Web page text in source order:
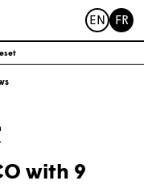
EN FR
with 9